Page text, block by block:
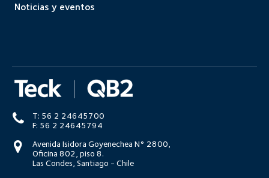
Noticias y eventos
T: 56 2 24645700
F: 56 2 24645794
Avenida Isidora Goyenechea N° 2800,
Oficina 802, piso 8.
Las Condes, Santiago - Chile